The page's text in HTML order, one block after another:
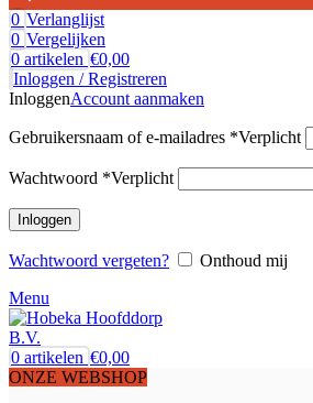
0 Verlanglijst
0 Vergelijken
0 artikelen €0,00
Inloggen / Registreren
InloggenAccount aanmaken
Gebruikersnaam of e-mailadres *Verplicht
Wachtwoord *Verplicht
Inloggen
Wachtwoord vergeten?
Onthoud mij
Menu
0 artikelen €0,00
ONZE WEBSHOP